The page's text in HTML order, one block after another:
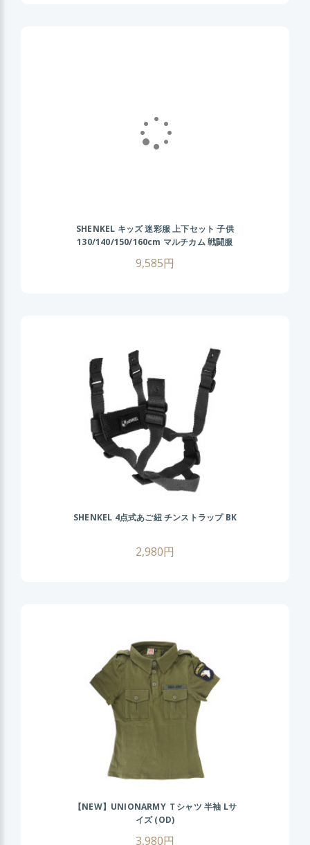
SHENKEL キッズ 迷彩服 上下セット 子供
130/140/150/160cm マルチカム 戦闘服
9,585円
SHENKEL 4点式あご紐 チンストラップ BK
2,980円
【NEW】UNIONARMY Ｔシャツ 半袖 Lサ
イズ (OD)
3,980円